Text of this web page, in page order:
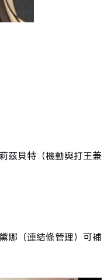
茲貝特（機動與打王兼
娜（連結條管理）可補